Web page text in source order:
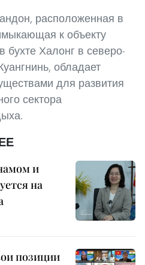
расположенная в
к объекту
бухте Халонг в северо-
обладает
для развития
сектора
и
на
позиции